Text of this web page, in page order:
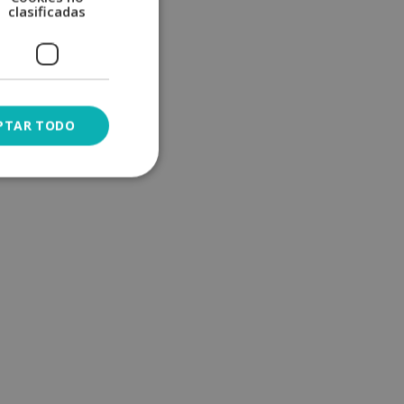
clasificadas
TODO